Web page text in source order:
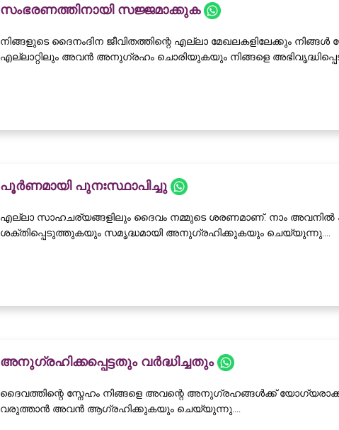
സംഭരണത്തിനായി സജ്ജമാക്കുക
നിങ്ങളുടെ ദൈനംദിന ജീവിതത്തിന്റെ എല്ലാ മേഖലകളിലേക്കും
എല്ലാറ്റിലും അവൻ അനുഗ്രഹം ചൊരിയുകയും നിങ്ങളെ
പൂർണമായി പുനഃസ്ഥാപിച്ചു
എല്ലാ സാഹചര്യങ്ങളിലും ദൈവം നമ്മുടെ ശരണമാണ്. നാം
ശക്തിപ്പെടുത്തുകയും സമൃദ്ധമായി അനുഗ്രഹിക്കുകയും ചെയ്യുന്നു....
അനുഗ്രഹിക്കപ്പെട്ടതും വർദ്ധിച്ചതും
ദൈവത്തിന്റെ സ്നേഹം നിങ്ങളെ അവന്റെ അനുഗ്രഹങ്ങൾക്ക്
വരുത്താൻ അവൻ ആഗ്രഹിക്കുകയും ചെയ്യുന്നു....